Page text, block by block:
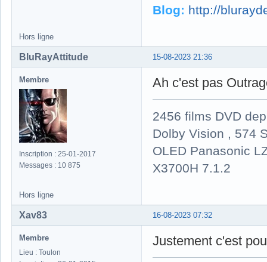
Blog: http://
Hors ligne
15-08-2023 21:36
BluRayAttitude
Membre
Inscription : 25-01-2017
Messages : 10 875
Ah c'est pas
2456 films DVD
Dolby Vision , 574
OLED Panasonic
X3700H 7.1.2
Hors ligne
16-08-2023 07:32
Xav83
Membre
Lieu : Toulon
Justement c'est